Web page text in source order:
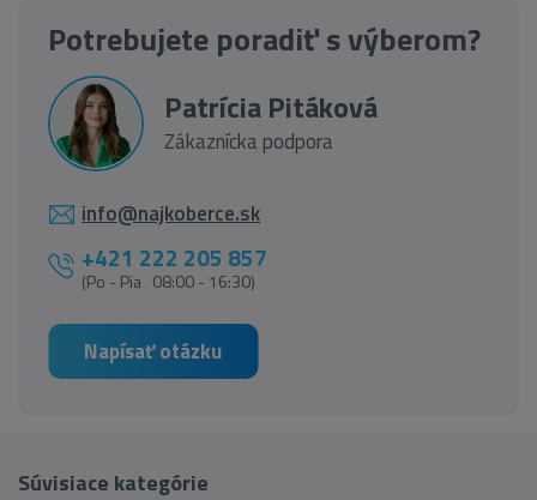
Potrebujete poradiť s výberom?
Patrícia Pitáková
Zákaznícka podpora
info@najkoberce.sk
+421 222 205 857
(Po - Pia 08:00 - 16:30)
Napísať otázku
Súvisiace kategórie